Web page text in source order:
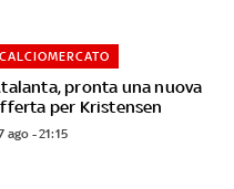
pronta una nuova
per Kristensen
CALCIOMERCATO
ago - 21:15